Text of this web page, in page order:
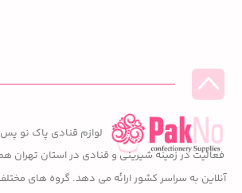
لوازم قنادی پاک نو
فعالیت در زمینه شیرینی و قنادی در استان
آنلاین به سراسر کشور ارائه می دهد. گروه های